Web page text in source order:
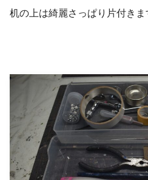
机の上は綺麗さっぱり片付きま